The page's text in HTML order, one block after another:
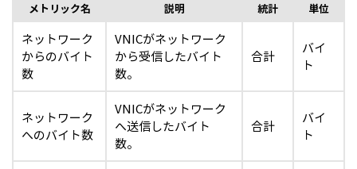
メトリック名 説明 統計 単位
ネットワーク
からのバイト
数
VNICがネットワーク
から受信したバイト
数。
合計
バイ
ト
ネットワーク
へのバイト数
VNICがネットワーク
へ送信したバイト
数。
合計
バイ
ト